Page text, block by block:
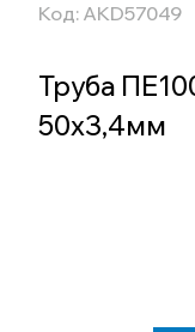
Код: AKD57049
Труба
50х3,4мм